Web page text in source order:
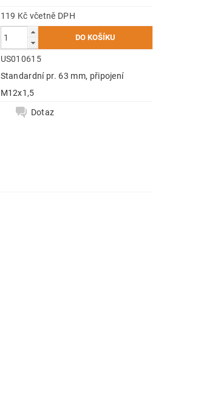
119 Kč včetně DPH
US010615
Standardní pr. 63 mm, připojení
M12x1,5
Dotaz